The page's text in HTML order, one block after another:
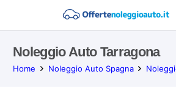
Noleggio Auto Tarragona
Home Noleggio Auto Spagna